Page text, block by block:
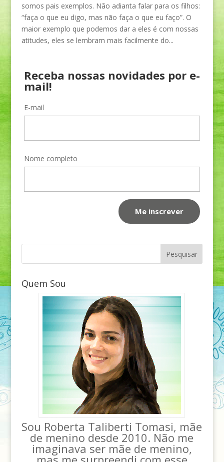
somos pais exemplos. Não adianta falar para os filhos:
“faça o que eu digo, mas não faça o que eu faço”. O
maior exemplo que podemos dar a eles é com nossas
atitudes, eles se lembram mais facilmente do...
Receba nossas novidades por e-
mail!
E-mail
Nome completo
Quem Sou
Sou Roberta Taliberti Tomasi, mãe
de menino desde 2010. Não me
imaginava ser mãe de menino,